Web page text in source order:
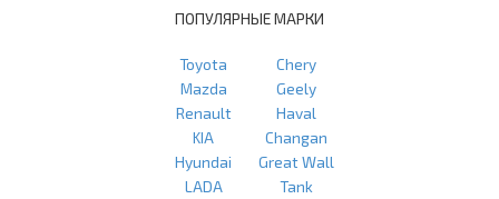
ПОПУЛЯРНЫЕ МАРКИ
Toyota
Mazda
Renault
KIA
Hyundai
LADA
Chery
Geely
Haval
Changan
Great Wall
Tank